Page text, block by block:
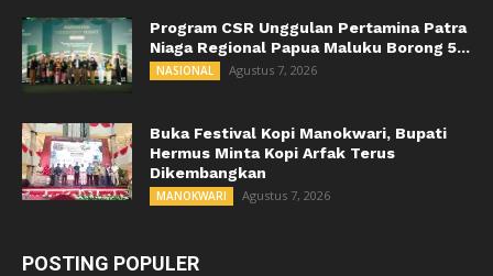
Program CSR Unggulan Pertamina Patra
Niaga Regional Papua Maluku Borong 5...
NASIONAL Agustus 7, 2026
Buka Festival Kopi Manokwari, Bupati
Hermus Minta Kopi Arfak Terus
Dikembangkan
MANOKWARI Agustus 7, 2026
POSTING POPULER